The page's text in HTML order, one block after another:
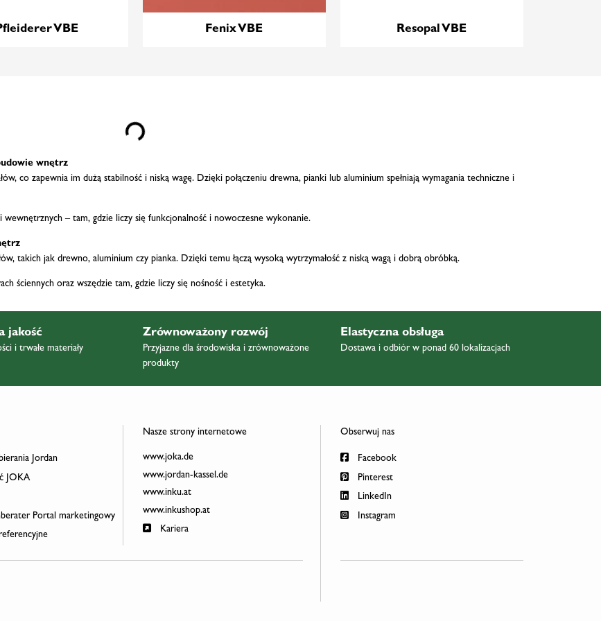
VBE Fenix VBE Resopal VBE
Loading...
wnętrz
co zapewnia im dużą stabilność i niską wagę. Dzięki połączeniu drewna, pianki lub aluminium spełniają wymagania techniczne i
– tam, gdzie liczy się funkcjonalność i nowoczesne wykonanie.
takich jak drewno, aluminium czy pianka. Dzięki temu łączą wysoką wytrzymałość z niską wagą i dobrą obróbką.
ściennych oraz wszędzie tam, gdzie liczy się nośność i estetyka.
jakość
i trwałe materiały
Zrównoważony rozwój
Przyjazne dla środowiska i zrównoważone
produkty
Elastyczna obsługa
Dostawa i odbiór w ponad 60 lokalizacjach
Jordan
JOKA
Portal marketingowy
Nasze strony internetowe
www.joka.de
www.jordan-kassel.de
www.inku.at
www.inkushop.at
Kariera
Obserwuj nas
Facebook
Pinterest
LinkedIn
Instagram